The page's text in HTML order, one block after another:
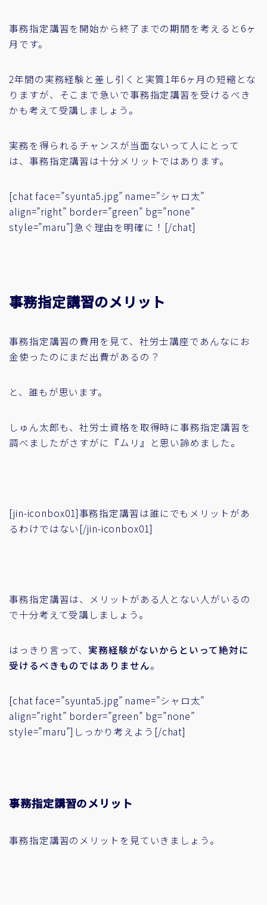
事務指定講習を開始から終了までの期間を考えると6ヶ
月です。
2年間の実務経験と差し引くと実質1年6ヶ月の短縮とな
りますが、そこまで急いで事務指定講習を受けるべき
かも考えて受講しましょう。
実務を得られるチャンスが当面ないって人にとって
は、事務指定講習は十分メリットではあります。
[chat face=”syunta5.jpg” name=”シャロ太”
align=”right” border=”green” bg=”none”
style=”maru”]急ぐ理由を明確に！[/chat]
事務指定講習のメリット
事務指定講習の費用を見て、社労士講座であんなにお
金使ったのにまだ出費があるの？
と、誰もが思います。
しゅん太郎も、社労士資格を取得時に事務指定講習を
調べましたがさすがに『ムリ』と思い諦めました。
[jin-iconbox01]事務指定講習は誰にでもメリットがあ
るわけではない[/jin-iconbox01]
事務指定講習は、メリットがある人とない人がいるの
で十分考えて受講しましょう。
はっきり言って、 実務経験がないからといって絶対に
受けるべきものではありません。
[chat face=”syunta5.jpg” name=”シャロ太”
align=”right” border=”green” bg=”none”
style=”maru”]しっかり考えよう[/chat]
事務指定講習のメリット
事務指定講習のメリットを見ていきましょう。